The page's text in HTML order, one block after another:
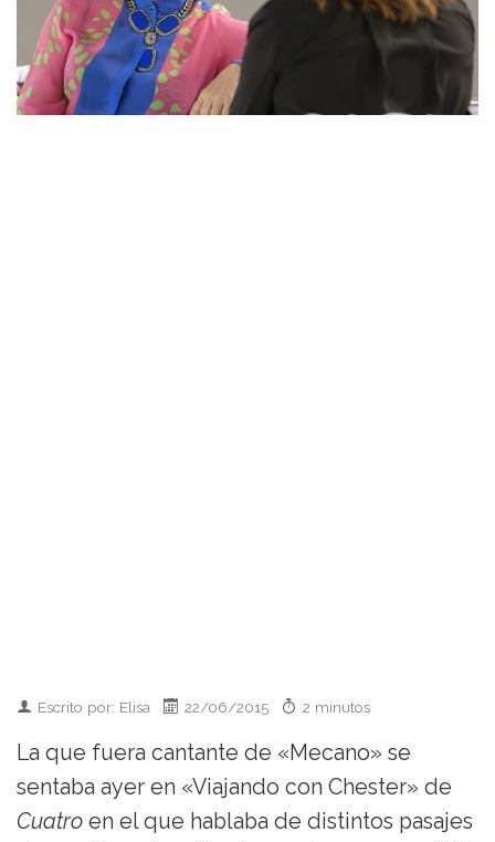
Escrito por: Elisa 22/06/2015 2 minutos
La que fuera cantante de «Mecano» se
sentaba ayer en «Viajando con Chester» de
Cuatro en el que hablaba de distintos pasajes